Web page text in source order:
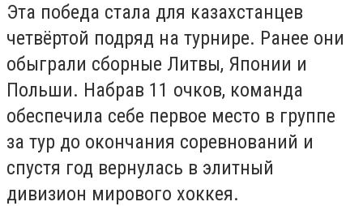
Эта победа стала для казахстанцев
четвёртой подряд на турнире. Ранее они
обыграли сборные Литвы, Японии и
Польши. Набрав 11 очков, команда
обеспечила себе первое место в группе
за тур до окончания соревнований и
спустя год вернулась в элитный
дивизион мирового хоккея.